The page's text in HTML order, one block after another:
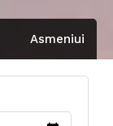
Asmeniui